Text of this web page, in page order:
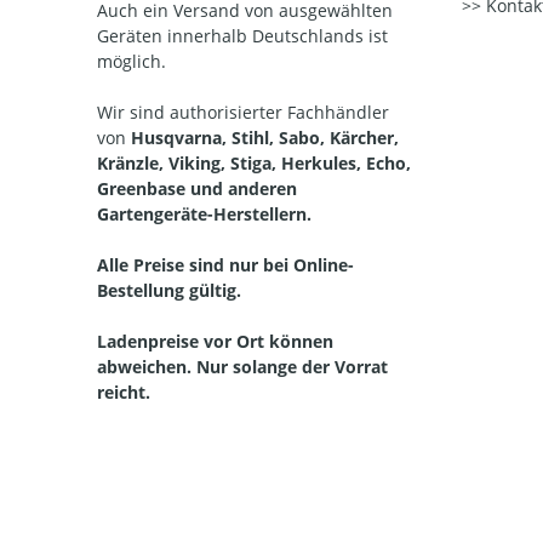
Auch ein Versand von ausgewählten
Geräten innerhalb Deutschlands ist
möglich.
Wir sind authorisierter Fachhändler
von Husqvarna, Stihl, Sabo, Kärcher,
Kränzle, Viking, Stiga, Herkules, Echo,
Greenbase und anderen
Gartengeräte-Herstellern.
Alle Preise sind nur bei Online-
Bestellung gültig.
Ladenpreise vor Ort können
abweichen. Nur solange der Vorrat
reicht.